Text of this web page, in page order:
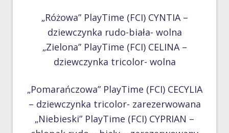
„Różowa” PlayTime (FCI) CYNTIA –
dziewczynka rudo-biała- wolna
„Zielona” PlayTime (FCI) CELINA –
dziewczynka tricolor- wolna
„Pomarańczowa” PlayTime (FCI) CECYLIA
– dziewczynka tricolor- zarezerwowana
„Niebieski” PlayTime (FCI) CYPRIAN –